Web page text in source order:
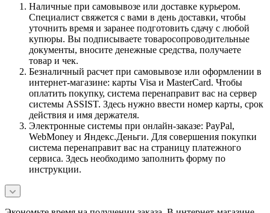
Наличные при самовывозе или доставке курьером.
Специалист свяжется с вами в день доставки, чтобы
уточнить время и заранее подготовить сдачу с любой
купюры. Вы подписываете товаросопроводительные
документы, вносите денежные средства, получаете
товар и чек.
Безналичный расчет при самовывозе или оформлении в
интернет-магазине: карты Visa и MasterCard. Чтобы
оплатить покупку, система перенаправит вас на сервер
системы ASSIST. Здесь нужно ввести номер карты, срок
действия и имя держателя.
Электронные системы при онлайн-заказе: PayPal,
WebMoney и Яндекс.Деньги. Для совершения покупки
система перенаправит вас на страницу платежного
сервиса. Здесь необходимо заполнить форму по
инструкции.